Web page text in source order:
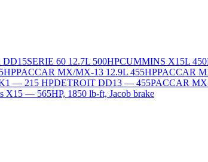
DD15SERIE 60 12.7L 500HPCUMMINS X15L
PACCAR MX/MX-13 12.9L 455HPPACCAR
— 215 HPDETROIT DD13 — 455PACCAR
X15 — 565HP, 1850 lb-ft, Jacob brake